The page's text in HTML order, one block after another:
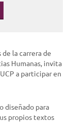
la carrera de
Humanas, invita
a participar en
diseñado para
propios textos